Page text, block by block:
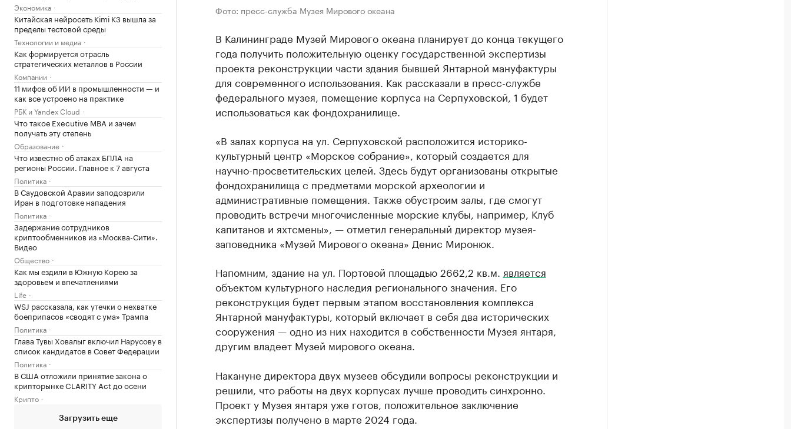
Экономика
Китайская нейросеть Kimi K3 вышла за
пределы тестовой среды
Технологии и медиа
Как формируется отрасль
стратегических металлов в России
Компании
11 мифов об ИИ в промышленности — и
как все устроено на практике
РБК и Yandex Cloud
Что такое Executive MBA и зачем
получать эту степень
Образование
Что известно об атаках БПЛА на
регионы России. Главное к 7 августа
Политика
В Саудовской Аравии заподозрили
Иран в подготовке нападения
Политика
Задержание сотрудников
криптообменников из «Москва-Сити».
Видео
Общество
Как мы ездили в Южную Корею за
здоровьем и впечатлениями
Life
WSJ рассказала, как утечки о нехватке
боеприпасов «сводят с ума» Трампа
Политика
Глава Тувы Ховалыг включил Нарусову в
список кандидатов в Совет Федерации
Политика
В США отложили принятие закона о
крипторынке CLARITY Act до осени
Крипто
Загрузить еще
Фото: пресс-служба Музея Мирового океана
В Калининграде Музей Мирового океана планирует до конца текущего
года получить положительную оценку государственной экспертизы
проекта реконструкции части здания бывшей Янтарной мануфактуры
для современного использования. Как рассказали в пресс-службе
федерального музея, помещение корпуса на Серпуховской, 1 будет
использоваться как фондохранилище.
«В залах корпуса на ул. Серпуховской расположится историко-
культурный центр «Морское собрание», который создается для
научно-просветительских целей. Здесь будут организованы открытые
фондохранилища с предметами морской археологии и
административные помещения. Также обустроим залы, где смогут
проводить встречи многочисленные морские клубы, например, Клуб
капитанов и яхтсмены», — отметил генеральный директор музея-
заповедника «Музей Мирового океана» Денис Миронюк.
Напомним, здание на ул. Портовой площадью 2662,2 кв.м. является
объектом культурного наследия регионального значения. Его
реконструкция будет первым этапом восстановления комплекса
Янтарной мануфактуры, который включает в себя два исторических
сооружения — одно из них находится в собственности Музея янтаря,
другим владеет Музей мирового океана.
Накануне директора двух музеев обсудили вопросы реконструкции и
решили, что работы на двух корпусах лучше проводить синхронно.
Проект у Музея янтаря уже готов, положительное заключение
экспертизы получено в марте 2024 года.